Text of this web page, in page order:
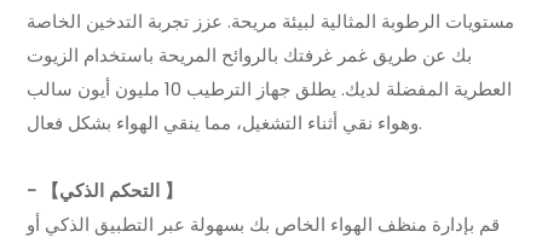
مستويات الرطوبة المثالية لبيئة مريحة. عزز تجربة التدخين الخاصة
بك عن طريق غمر غرفتك بالروائح المريحة باستخدام الزيوت
العطرية المفضلة لديك. يطلق جهاز الترطيب 10 مليون أيون سالب
وهواء نقي أثناء التشغيل، مما ينقي الهواء بشكل فعال.
- 【التحكم الذكي 】
قم بإدارة منظف الهواء الخاص بك بسهولة عبر التطبيق الذكي أو